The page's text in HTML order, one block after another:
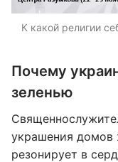
К какой религии
Почему
зеленью
украшения домов
резонирует в